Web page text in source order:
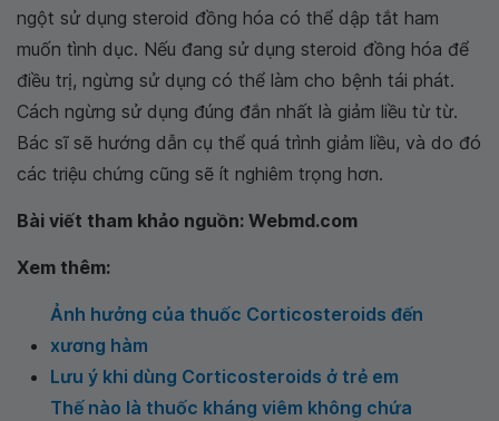
ngột sử dụng steroid đồng hóa có thể dập tắt ham
muốn tình dục. Nếu đang sử dụng steroid đồng hóa để
điều trị, ngừng sử dụng có thể làm cho bệnh tái phát.
Cách ngừng sử dụng đúng đắn nhất là giảm liều từ từ.
Bác sĩ sẽ hướng dẫn cụ thể quá trình giảm liều, và do đó
các triệu chứng cũng sẽ ít nghiêm trọng hơn.
Bài viết tham khảo nguồn: Webmd.com
Xem thêm:
Ảnh hưởng của thuốc Corticosteroids đến
xương hàm
Lưu ý khi dùng Corticosteroids ở trẻ em
Thế nào là thuốc kháng viêm không chứa